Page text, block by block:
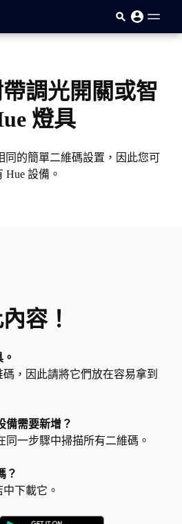
調光開關或智
燈具
同的簡單二維碼設置，因此您可
設備。
容！
，因此請將它們放在容易拿到
備需要新增？
同一步驟中掃描所有二維碼。
？
下載它。